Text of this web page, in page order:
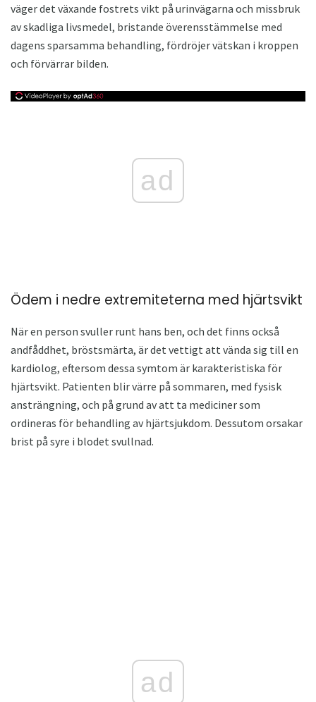
väger det växande fostrets vikt på urinvägarna och missbruk
av skadliga livsmedel, bristande överensstämmelse med
dagens sparsamma behandling, fördröjer vätskan i kroppen
och förvärrar bilden.
ad
Ödem i nedre extremiteterna med hjärtsvikt
När en person svuller runt hans ben, och det finns också
andfåddhet, bröstsmärta, är det vettigt att vända sig till en
kardiolog, eftersom dessa symtom är karakteristiska för
hjärtsvikt. Patienten blir värre på sommaren, med fysisk
ansträngning, och på grund av att ta mediciner som
ordineras för behandling av hjärtsjukdom. Dessutom orsakar
brist på syre i blodet svullnad.
ad